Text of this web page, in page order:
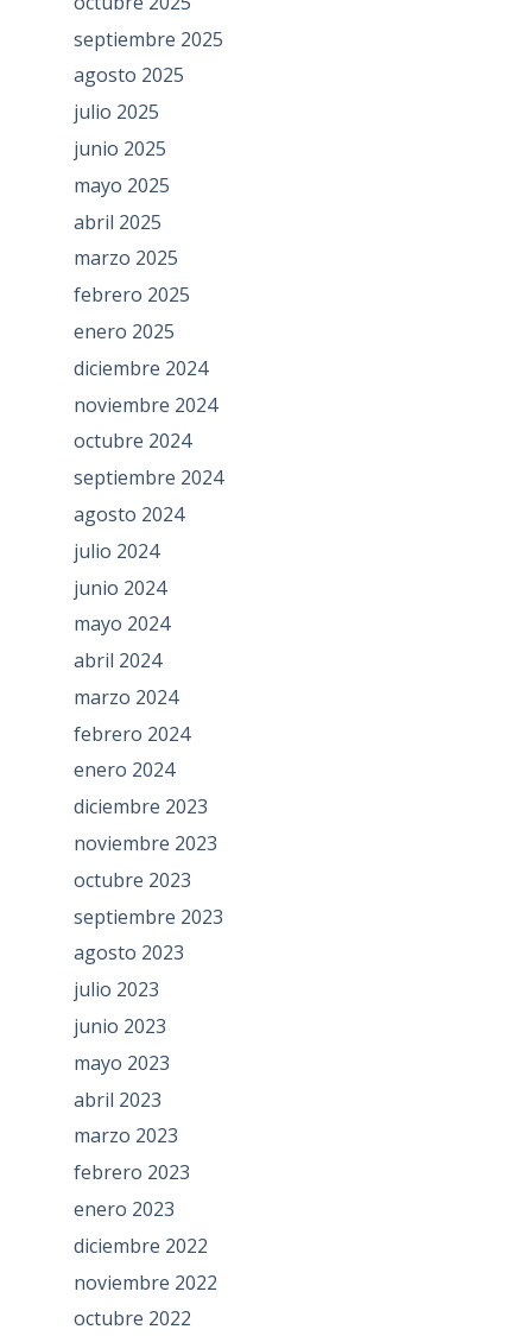
septiembre 2025
agosto 2025
julio 2025
junio 2025
mayo 2025
abril 2025
marzo 2025
febrero 2025
enero 2025
diciembre 2024
noviembre 2024
octubre 2024
septiembre 2024
agosto 2024
julio 2024
junio 2024
mayo 2024
abril 2024
marzo 2024
febrero 2024
enero 2024
diciembre 2023
noviembre 2023
octubre 2023
septiembre 2023
agosto 2023
julio 2023
junio 2023
mayo 2023
abril 2023
marzo 2023
febrero 2023
enero 2023
diciembre 2022
noviembre 2022
octubre 2022